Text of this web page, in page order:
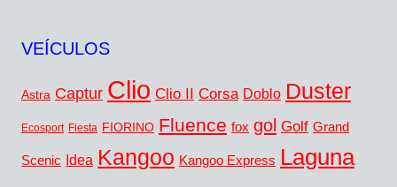
VEÍCULOS
Astra Captur Clio Clio II Corsa Doblo Duster
Ecosport Fiesta FIORINO Fluence fox gol Golf Grand
Scenic Idea Kangoo Kangoo Express Laguna